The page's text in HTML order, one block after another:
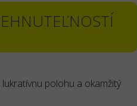
polohu a okamžitý